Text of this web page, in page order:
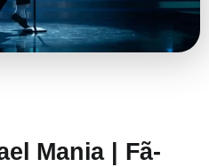
Mania | Fã-